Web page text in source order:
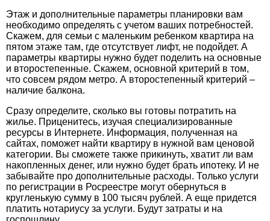
Этаж и дополнительные параметры планировки вам
необходимо определять с учетом ваших потребностей.
Скажем, для семьи с маленьким ребенком квартира на
пятом этаже там, где отсутствует лифт, не подойдет. А
параметры квартиры нужно будет поделить на основные
и второстепенные. Скажем, основной критерий в том,
что совсем рядом метро. А второстепенный критерий –
наличие балкона.
Сразу определите, сколько вы готовы потратить на
жилье. Приценитесь, изучая специализированные
ресурсы в Интернете. Информация, полученная на
сайтах, поможет найти квартиру в нужной вам ценовой
категории. Вы сможете также прикинуть, хватит ли вам
накопленных денег, или нужно будет брать ипотеку. И не
забывайте про дополнительные расходы. Только услуги
по регистрации в Росреестре могут обернуться в
кругленькую сумму в 100 тысяч рублей. А еще придется
платить нотариусу за услуги. Будут затраты и на